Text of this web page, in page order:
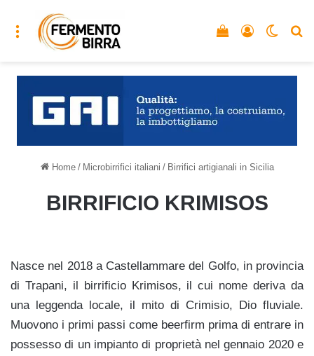
Menu Accedi
Vedi il carrello
Home / Microbirrifici italiani / Birrifici artigianali in Sicilia
BIRRIFICIO KRIMISOS
Nasce nel 2018 a Castellammare del Golfo, in provincia
di Trapani, il birrificio Krimisos, il cui nome deriva da
una leggenda locale, il mito di Crimisio, Dio fluviale.
Muovono i primi passi come beerfirm prima di entrare in
possesso di un impianto di proprietà nel gennaio 2020 e